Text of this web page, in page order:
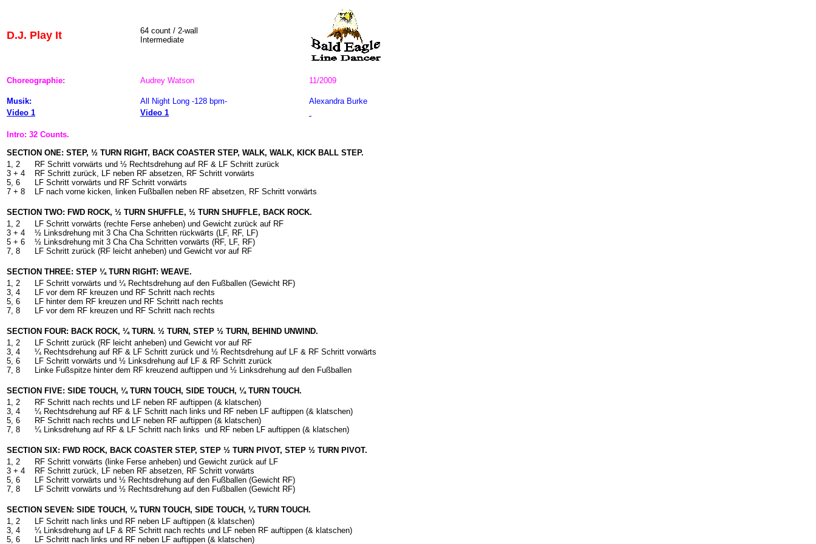
D.J. Play It 64 count / 2-wall
Intermediate
Choreographie: Audrey Watson 11/2009
Musik: All Night Long -128 bpm-
Alexandra Burke
Video 1
Video 1
Intro: 32 Counts.
SECTION ONE: STEP, ½ TURN RIGHT, BACK COASTER STEP, WALK, WALK, KICK BALL STEP.
1, 2
3 + 4
5, 6
7 + 8
RF Schritt vorwärts und ½ Rechtsdrehung auf RF & LF Schritt zurück
RF Schritt zurück, LF neben RF absetzen, RF Schritt vorwärts
LF Schritt vorwärts und RF Schritt vorwärts
LF nach vorne kicken, linken Fußballen neben RF absetzen, RF Schritt vorwärts
SECTION TWO: FWD ROCK, ½ TURN SHUFFLE, ½ TURN SHUFFLE, BACK ROCK.
1, 2
3 + 4
5 + 6
7, 8
LF Schritt vorwärts (rechte Ferse anheben) und Gewicht zurück auf RF
½ Linksdrehung mit 3 Cha Cha Schritten rückwärts (LF, RF, LF)
½ Linksdrehung mit 3 Cha Cha Schritten vorwärts (RF, LF, RF)
LF Schritt zurück (RF leicht anheben) und Gewicht vor auf RF
SECTION THREE: STEP ¼ TURN RIGHT: WEAVE.
1, 2
3, 4
5, 6
7, 8
LF Schritt vorwärts und ¼ Rechtsdrehung auf den Fußballen (Gewicht RF)
LF vor dem RF kreuzen und RF Schritt nach rechts
LF hinter dem RF kreuzen und RF Schritt nach rechts
LF vor dem RF kreuzen und RF Schritt nach rechts
SECTION FOUR: BACK ROCK, ¼ TURN. ½ TURN, STEP ½ TURN, BEHIND UNWIND.
1, 2
3, 4
5, 6
7, 8
LF Schritt zurück (RF leicht anheben) und Gewicht vor auf RF
¼ Rechtsdrehung auf RF & LF Schritt zurück und ½ Rechtsdrehung auf LF & RF Schritt vorwärts
LF Schritt vorwärts und ½ Linksdrehung auf LF & RF Schritt zurück
Linke Fußspitze hinter dem RF kreuzend auftippen und ½ Linksdrehung auf den Fußballen
SECTION FIVE: SIDE TOUCH, ¼ TURN TOUCH, SIDE TOUCH, ¼ TURN TOUCH.
1, 2
3, 4
5, 6
7, 8
RF Schritt nach rechts und LF neben RF auftippen (& klatschen)
¼ Rechtsdrehung auf RF & LF Schritt nach links und RF neben LF auftippen (& klatschen)
RF Schritt nach rechts und LF neben RF auftippen (& klatschen)
¼ Linksdrehung auf RF & LF Schritt nach links und RF neben LF auftippen (& klatschen)
SECTION SIX: FWD ROCK, BACK COASTER STEP, STEP ½ TURN PIVOT, STEP ½ TURN PIVOT.
1, 2
3 + 4
5, 6
7, 8
RF Schritt vorwärts (linke Ferse anheben) und Gewicht zurück auf LF
RF Schritt zurück, LF neben RF absetzen, RF Schritt vorwärts
LF Schritt vorwärts und ½ Rechtsdrehung auf den Fußballen (Gewicht RF)
LF Schritt vorwärts und ½ Rechtsdrehung auf den Fußballen (Gewicht RF)
SECTION SEVEN: SIDE TOUCH, ¼ TURN TOUCH, SIDE TOUCH, ¼ TURN TOUCH.
1, 2
3, 4
5, 6
LF Schritt nach links und RF neben LF auftippen (& klatschen)
¼ Linksdrehung auf LF & RF Schritt nach rechts und LF neben RF auftippen (& klatschen)
LF Schritt nach links und RF neben LF auftippen (& klatschen)